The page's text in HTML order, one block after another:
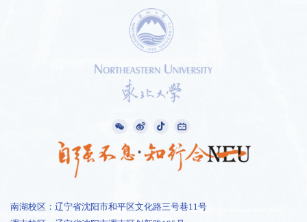
南湖校区：辽宁省沈阳市和平区文化路三号巷11号